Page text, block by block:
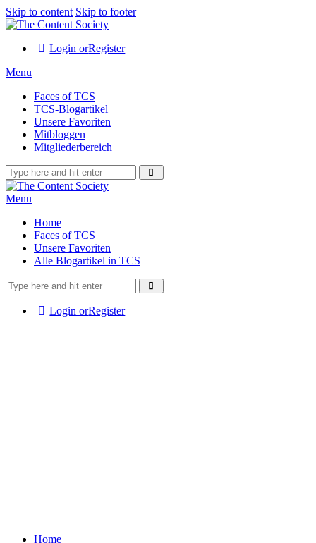
Skip to content Skip to footer
Login orRegister
Menu
Faces of TCS
TCS-Blogartikel
Unsere Favoriten
Mitbloggen
Mitgliederbereich
Menu
Home
Faces of TCS
Unsere Favoriten
Alle Blogartikel in TCS
Login orRegister
Home